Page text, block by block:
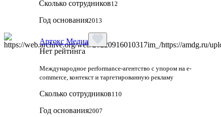
Сколько сотрудников12
Год основания2013
Артокс Медиа
Нет рейтинга
Международное performance-агентство с упором на e-
commerce, контекст и таргетированную рекламу
Сколько сотрудников110
Год основания2007